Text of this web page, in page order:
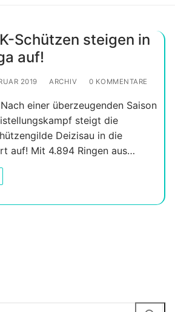
Schützen steigen in
auf!
2019 ARCHIV 0 KOMMENTARE
einer überzeugenden Saison
steigt die
Deizisau in die
auf! Mit 4.894 Ringen aus…